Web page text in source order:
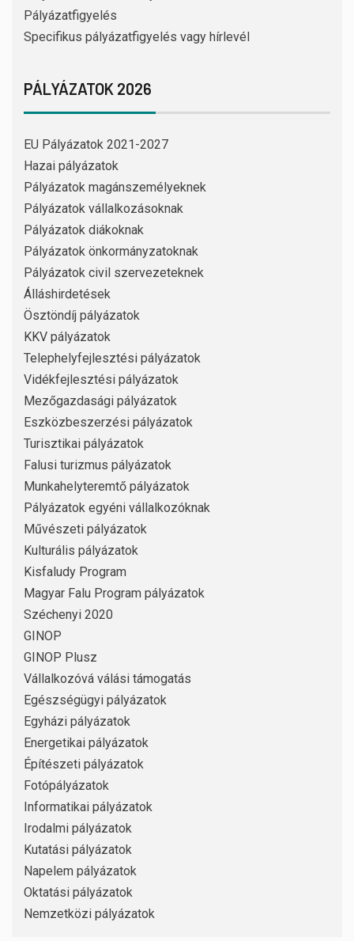
Pályázatfigyelés
Specifikus pályázatfigyelés vagy hírlevél
PÁLYÁZATOK 2026
EU Pályázatok 2021-2027
Hazai pályázatok
Pályázatok magánszemélyeknek
Pályázatok vállalkozásoknak
Pályázatok diákoknak
Pályázatok önkormányzatoknak
Pályázatok civil szervezeteknek
Álláshirdetések
Ösztöndíj pályázatok
KKV pályázatok
Telephelyfejlesztési pályázatok
Vidékfejlesztési pályázatok
Mezőgazdasági pályázatok
Eszközbeszerzési pályázatok
Turisztikai pályázatok
Falusi turizmus pályázatok
Munkahelyteremtő pályázatok
Pályázatok egyéni vállalkozóknak
Művészeti pályázatok
Kulturális pályázatok
Kisfaludy Program
Magyar Falu Program pályázatok
Széchenyi 2020
GINOP
GINOP Plusz
Vállalkozóvá válási támogatás
Egészségügyi pályázatok
Egyházi pályázatok
Energetikai pályázatok
Építészeti pályázatok
Fotópályázatok
Informatikai pályázatok
Irodalmi pályázatok
Kutatási pályázatok
Napelem pályázatok
Oktatási pályázatok
Nemzetközi pályázatok